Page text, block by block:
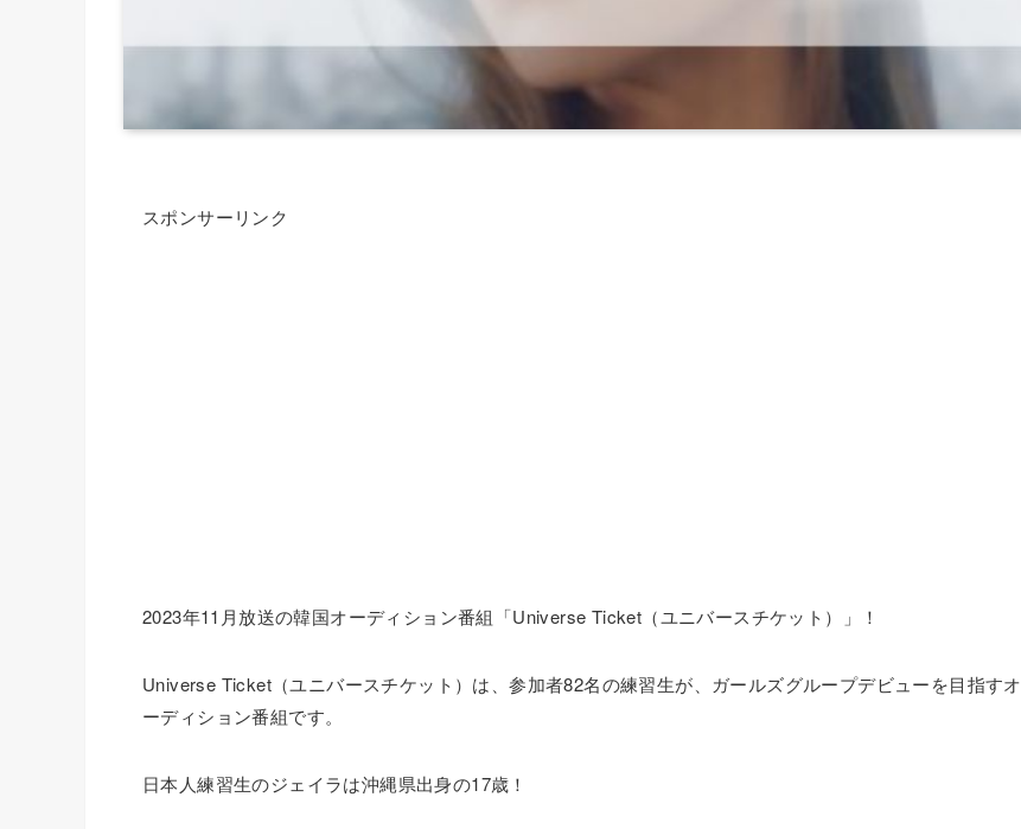
スポンサーリンク
2023年11月放送の韓国オーディション番組「Universe Ticket（ユニバースチケット）」！
Universe Ticket（ユニバースチケット）は、参加者82名の練習生が、ガールズグループデビューを目指すオ
ーディション番組です。
日本人練習生のジェイラは沖縄県出身の17歳！